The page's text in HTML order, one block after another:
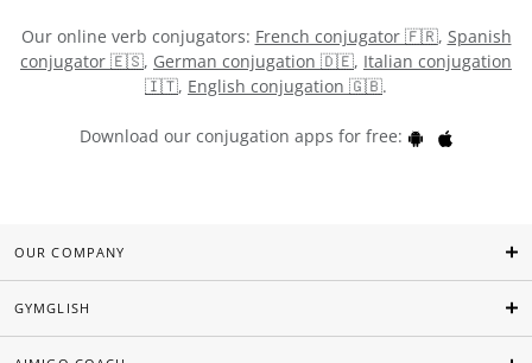
Our online verb conjugators: French conjugator 🇫🇷, Spanish
conjugator 🇪🇸, German conjugation 🇩🇪, Italian conjugation
🇮🇹, English conjugation 🇬🇧.
Download our conjugation apps for free:
OUR COMPANY
GYMGLISH